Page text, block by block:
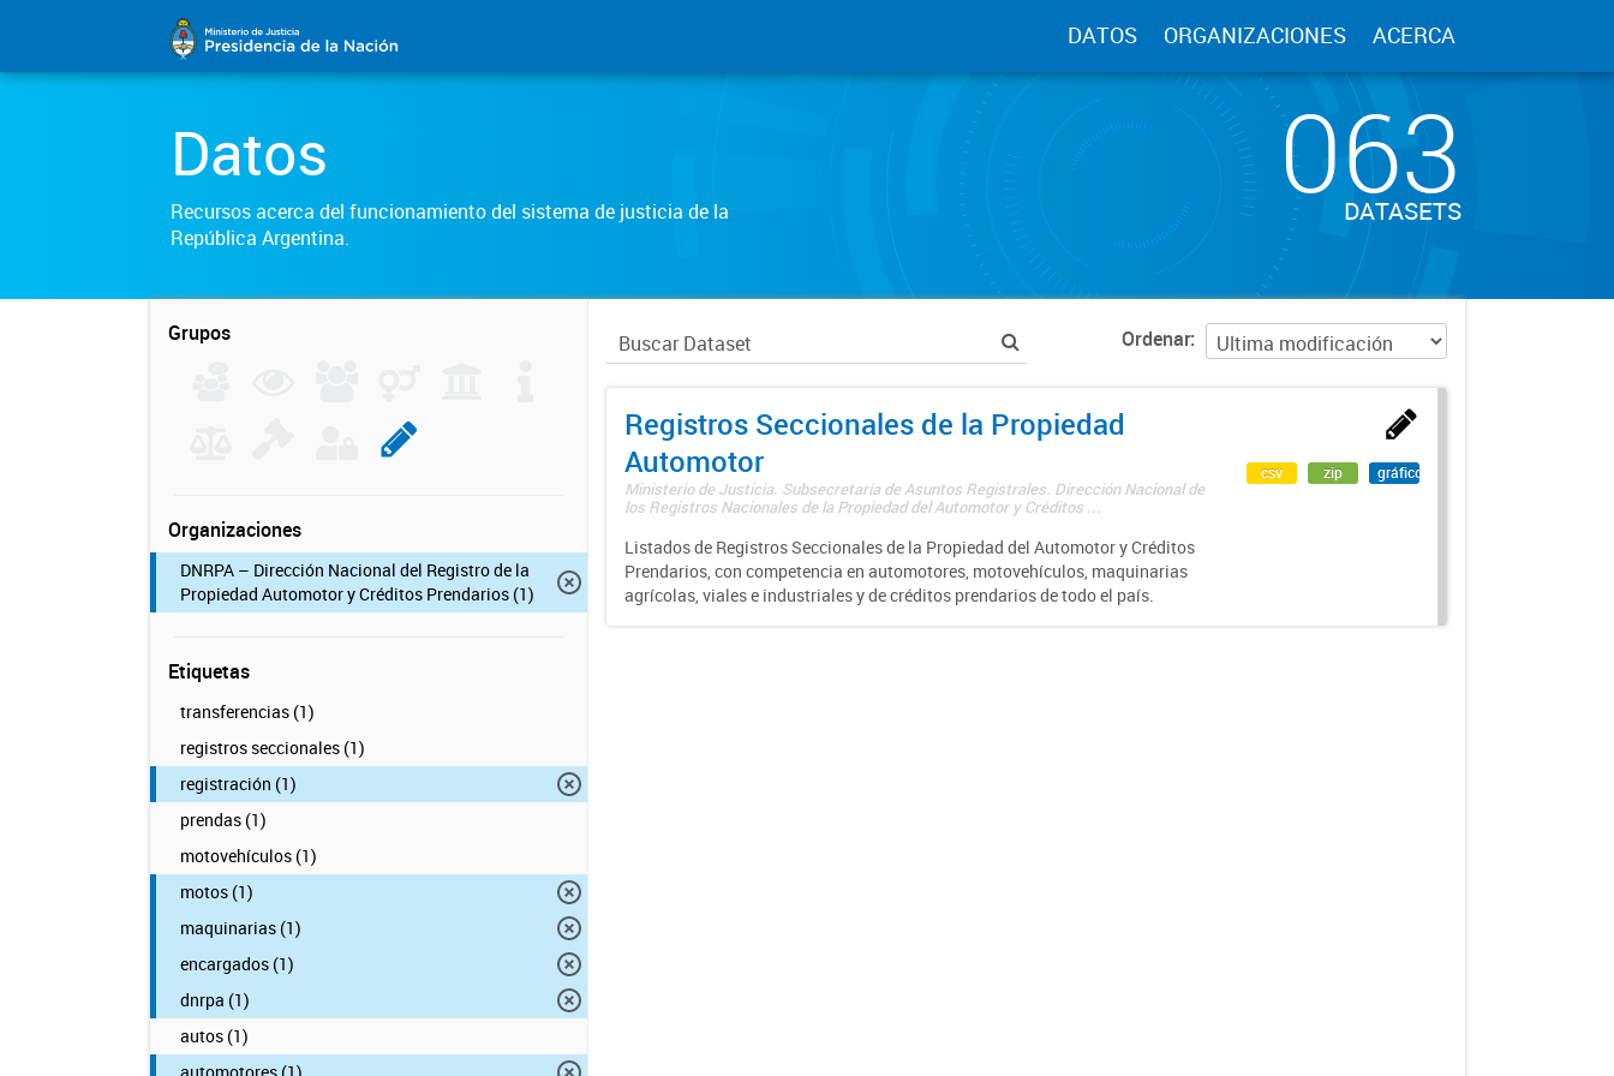
DATOS ORGANIZACIONES ACERCA
Datos
Recursos acerca del funcionamiento del sistema de justicia de la
República Argentina.
063
DATASETS
Grupos
Organizaciones
DNRPA – Dirección Nacional del Registro de la
Propiedad Automotor y Créditos Prendarios (1)
Etiquetas
transferencias (1)
registros seccionales (1)
registración (1)
prendas (1)
motovehículos (1)
motos (1)
maquinarias (1)
encargados (1)
dnrpa (1)
autos (1)
Ordenar
Registros Seccionales de la Propiedad
Automotor
Ministerio de Justicia. Subsecretaría de Asuntos Registrales. Dirección Nacional de
los Registros Nacionales de la Propiedad del Automotor y Créditos ...
Listados de Registros Seccionales de la Propiedad del Automotor y Créditos
Prendarios, con competencia en automotores, motovehículos, maquinarias
agrícolas, viales e industriales y de créditos prendarios de todo el país.
csv zip gráfico